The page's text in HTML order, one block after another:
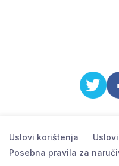
Uslovi korištenja
Posebna pravila za